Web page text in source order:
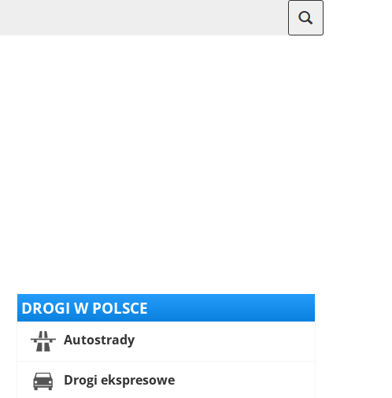
DROGI W POLSCE
Autostrady
Drogi ekspresowe